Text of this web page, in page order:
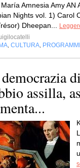
Amnesia Amy
Nights vol. 1) Carol
Dheepan...
CULTURA
assilla,